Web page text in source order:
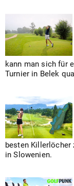
kann man sich für
Turnier in Belek
besten Killerlöcher
in Slowenien.